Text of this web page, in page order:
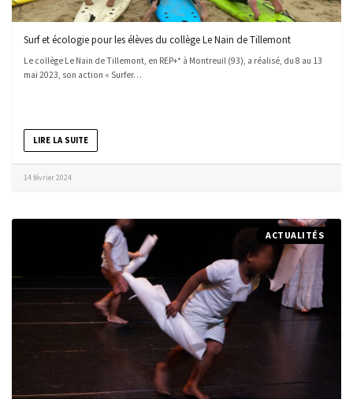
Surf et écologie pour les élèves du collège Le Nain de Tillemont
Le collège Le Nain de Tillemont, en REP+* à Montreuil (93), a réalisé, du 8 au 13
mai 2023, son action « Surfer…
LIRE LA SUITE
14 février 2024
ACTUALITÉS